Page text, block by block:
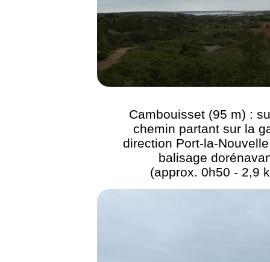
Cambouisset (95 m) :
chemin partant sur la
direction Port-la-
balisage
(approx. 0h50 - 2,9